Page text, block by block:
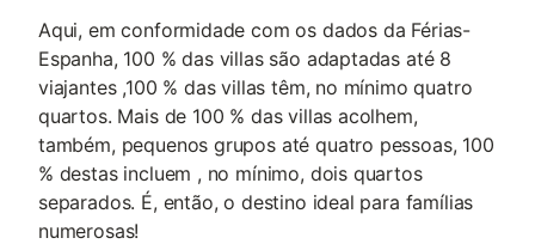
Aqui, em conformidade com os dados da Férias-
Espanha, 100 % das villas são adaptadas até 8
viajantes ,100 % das villas têm, no mínimo quatro
quartos. Mais de 100 % das villas acolhem,
também, pequenos grupos até quatro pessoas, 100
% destas incluem , no mínimo, dois quartos
separados. É, então, o destino ideal para famílias
numerosas!